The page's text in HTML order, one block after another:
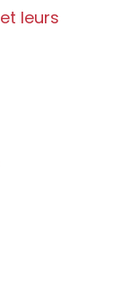
un site
civiles
sur le
action
leurs